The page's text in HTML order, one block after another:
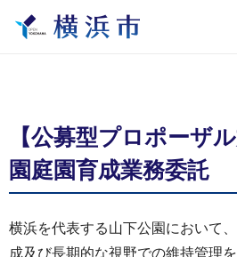
【公募型プロポーザ
園庭園育成業務委託
横浜を代表する山下公園において
成及び長期的な視野での維持管理